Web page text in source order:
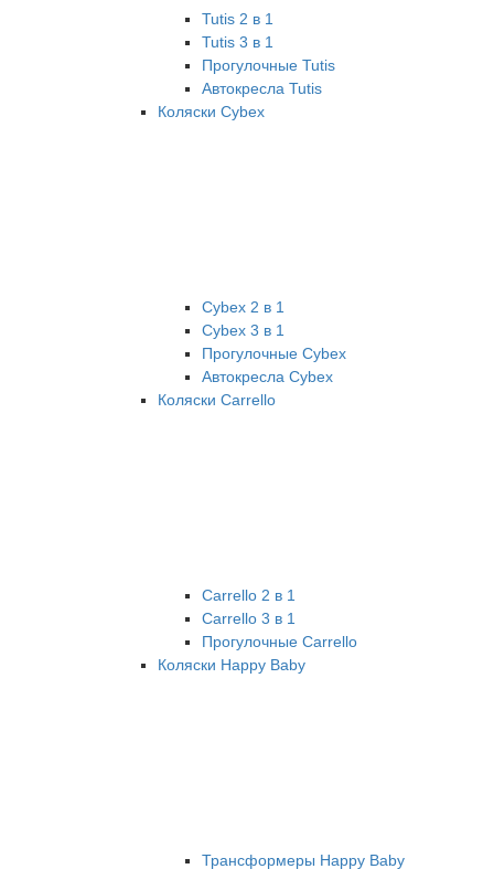
Tutis 2 в 1
Tutis 3 в 1
Прогулочные Tutis
Автокресла Tutis
Коляски Cybex
Cybex 2 в 1
Cybex 3 в 1
Прогулочные Cybex
Автокресла Cybex
Коляски Carrello
Carrello 2 в 1
Carrello 3 в 1
Прогулочные Carrello
Коляски Happy Baby
Трансформеры Happy Baby